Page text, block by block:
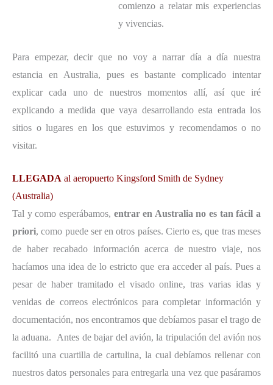
comienzo a relatar mis experiencias
y vivencias.
Para empezar, decir que no voy a narrar día a día nuestra
estancia en Australia, pues es bastante complicado intentar
explicar cada uno de nuestros momentos allí, así que iré
explicando a medida que vaya desarrollando esta entrada los
sitios o lugares en los que estuvimos y recomendamos o no
visitar.
LLEGADA al aeropuerto Kingsford Smith de Sydney
(Australia)
Tal y como esperábamos, entrar en Australia no es tan fácil a
priori, como puede ser en otros países. Cierto es, que tras meses
de haber recabado información acerca de nuestro viaje, nos
hacíamos una idea de lo estricto que era acceder al país. Pues a
pesar de haber tramitado el visado online, tras varias idas y
venidas de correos electrónicos para completar información y
documentación, nos encontramos que debíamos pasar el trago de
la aduana. Antes de bajar del avión, la tripulación del avión nos
facilitó una cuartilla de cartulina, la cual debíamos rellenar con
nuestros datos personales para entregarla una vez que pasáramos